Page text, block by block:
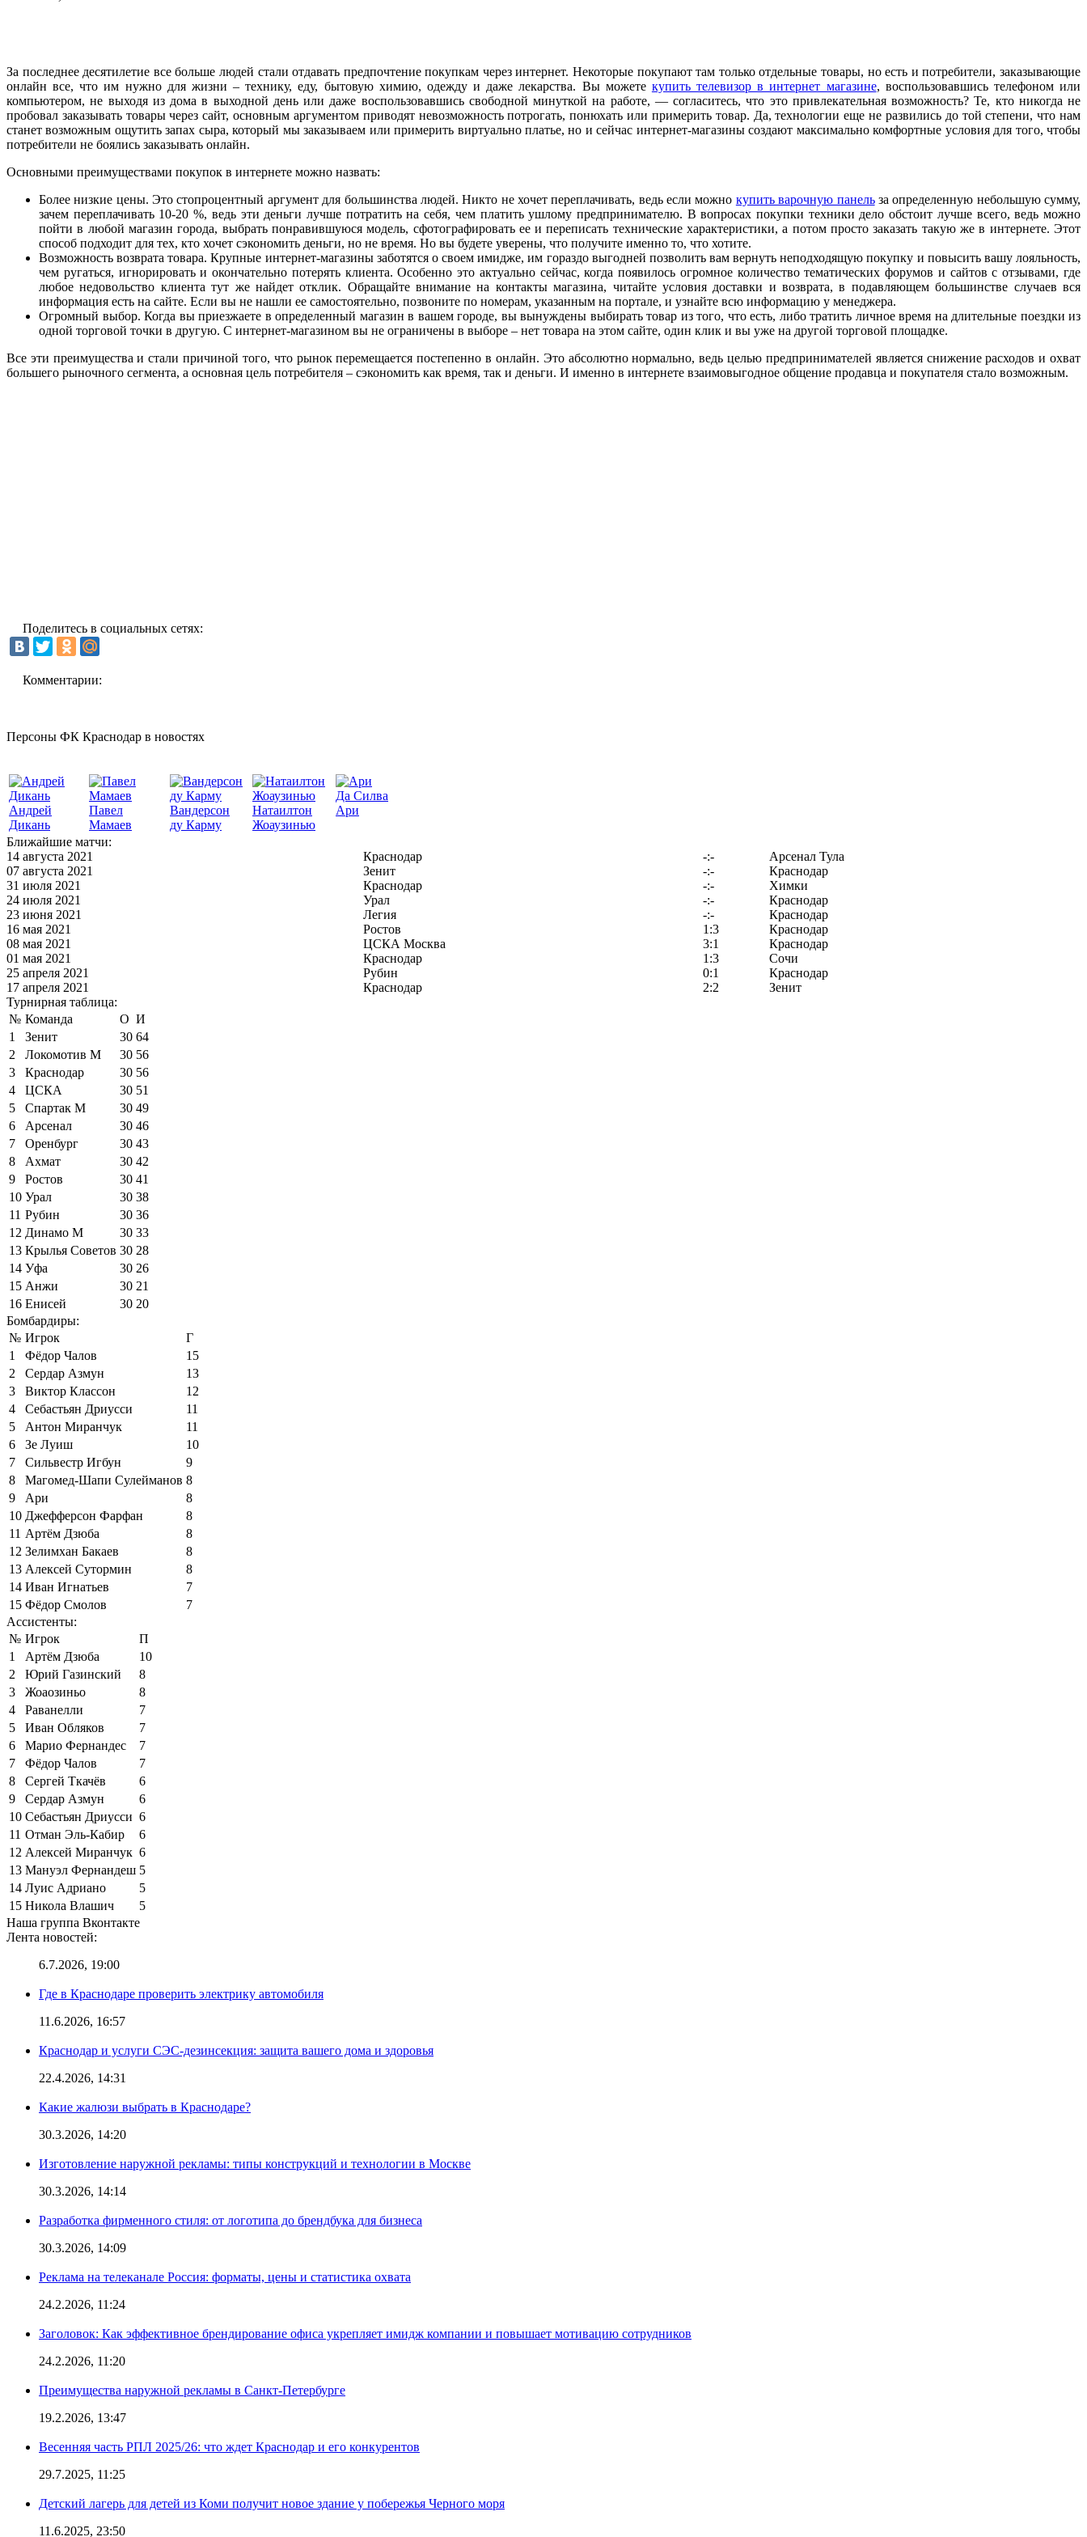
За последнее десятилетие все больше людей стали отдавать предпочтение покупкам через интернет. Некоторые покупают там только отдельные товары, но есть и потребители, заказывающие
онлайн все, что им нужно для жизни – технику, еду, бытовую химию, одежду и даже лекарства. Вы можете купить телевизор в интернет магазине, воспользовавшись телефоном или
компьютером, не выходя из дома в выходной день или даже воспользовавшись свободной минуткой на работе, — согласитесь, что это привлекательная возможность? Те, кто никогда не
пробовал заказывать товары через сайт, основным аргументом приводят невозможность потрогать, понюхать или примерить товар. Да, технологии еще не развились до той степени, что нам
станет возможным ощутить запах сыра, который мы заказываем или примерить виртуально платье, но и сейчас интернет-магазины создают максимально комфортные условия для того, чтобы
потребители не боялись заказывать онлайн.
Основными преимуществами покупок в интернете можно назвать:
Более низкие цены. Это стопроцентный аргумент для большинства людей. Никто не хочет переплачивать, ведь если можно купить варочную панельза определенную небольшую сумму,
зачем переплачивать 10-20 %, ведь эти деньги лучше потратить на себя, чем платить ушлому предпринимателю. В вопросах покупки техники дело обстоит лучше всего, ведь можно
пойти в любой магазин города, выбрать понравившуюся модель, сфотографировать ее и переписать технические характеристики, а потом просто заказать такую же в интернете. Этот
способ подходит для тех, кто хочет сэкономить деньги, но не время. Но вы будете уверены, что получите именно то, что хотите.
Возможность возврата товара. Крупные интернет-магазины заботятся о своем имидже, им гораздо выгодней позволить вам вернуть неподходящую покупку и повысить вашу лояльность,
чем ругаться, игнорировать и окончательно потерять клиента. Особенно это актуально сейчас, когда появилось огромное количество тематических форумов и сайтов с отзывами, где
любое недовольство клиента тут же найдет отклик. Обращайте внимание на контакты магазина, читайте условия доставки и возврата, в подавляющем большинстве случаев вся
информация есть на сайте. Если вы не нашли ее самостоятельно, позвоните по номерам, указанным на портале, и узнайте всю информацию у менеджера.
Огромный выбор. Когда вы приезжаете в определенный магазин в вашем городе, вы вынуждены выбирать товар из того, что есть, либо тратить личное время на длительные поездки из
одной торговой точки в другую. С интернет-магазином вы не ограничены в выборе – нет товара на этом сайте, один клик и вы уже на другой торговой площадке.
Все эти преимущества и стали причиной того, что рынок перемещается постепенно в онлайн. Это абсолютно нормально, ведь целью предпринимателей является снижение расходов и охват
большего рыночного сегмента, а основная цель потребителя – сэкономить как время, так и деньги. И именно в интернете взаимовыгодное общение продавца и покупателя стало возможным.
Поделитесь в социальных сетях:
Комментарии:
Персоны ФК Краснодар в новостях
Андрей
Дикань
Павел
Мамаев
Вандерсон
ду Карму
Натаилтон
Жоаузинью
Да Силва
Ари
Ближайшие матчи:
14 августа 2021
Краснодар -:-
Арсенал Тула
07 августа 2021
Зенит -:-
Краснодар
31 июля 2021
Краснодар -:-
Химки
24 июля 2021
Урал -:-
Краснодар
23 июня 2021
Легия -:-
Краснодар
16 мая 2021
Ростов 1:3
Краснодар
08 мая 2021
ЦСКА Москва 3:1
Краснодар
01 мая 2021
Краснодар 1:3
Сочи
25 апреля 2021
Рубин 0:1
Краснодар
17 апреля 2021
Краснодар 2:2
Зенит
Турнирная таблица:
№ Команда О И
1
Зенит 30 64
2
Локомотив М 30 56
3
Краснодар 30 56
4
ЦСКА 30 51
5
Спартак М 30 49
6
Арсенал 30 46
7
Оренбург 30 43
8
Ахмат 30 42
9
Ростов 30 41
10 Урал 30 38
11 Рубин 30 36
12 Динамо М 30 33
13 Крылья Советов 30 28
14 Уфа 30 26
15 Анжи 30 21
16 Енисей 30 20
Бомбардиры:
№ Игрок
Г
1
Фёдор Чалов
15
2
Сердар Азмун
13
3
Виктор Классон
12
4
Себастьян Дриусси
11
5
Антон Миранчук
11
6
Зе Луиш
10
7
Сильвестр Игбун
9
8
Магомед-Шапи Сулейманов 8
9
Ари
8
10 Джефферсон Фарфан
8
11 Артём Дзюба
8
12 Зелимхан Бакаев
8
13 Алексей Сутормин
8
14 Иван Игнатьев
7
15 Фёдор Смолов
7
Ассистенты:
№ Игрок
П
1
Артём Дзюба
10
2
Юрий Газинский
8
3
Жоаозиньо
8
4
Раванелли
7
5
Иван Обляков
7
6
Марио Фернандес
7
7
Фёдор Чалов
7
8
Сергей Ткачёв
6
9
Сердар Азмун
6
10 Себастьян Дриусси 6
11 Отман Эль-Кабир
6
12 Алексей Миранчук 6
13 Мануэл Фернандеш 5
14 Луис Адриано
5
15 Никола Влашич
5
Наша группа Вконтакте
Лента новостей:
6.7.2026, 19:00
Где в Краснодаре проверить электрику автомобиля
11.6.2026, 16:57
Краснодар и услуги СЭС-дезинсекция: защита вашего дома и здоровья
22.4.2026, 14:31
Какие жалюзи выбрать в Краснодаре?
30.3.2026, 14:20
Изготовление наружной рекламы: типы конструкций и технологии в Москве
30.3.2026, 14:14
Разработка фирменного стиля: от логотипа до брендбука для бизнеса
30.3.2026, 14:09
Реклама на телеканале Россия: форматы, цены и статистика охвата
24.2.2026, 11:24
Заголовок: Как эффективное брендирование офиса укрепляет имидж компании и повышает мотивацию сотрудников
24.2.2026, 11:20
Преимущества наружной рекламы в Санкт-Петербурге
19.2.2026, 13:47
Весенняя часть РПЛ 2025/26: что ждет Краснодар и его конкурентов
29.7.2025, 11:25
Детский лагерь для детей из Коми получит новое здание у побережья Черного моря
11.6.2025, 23:50